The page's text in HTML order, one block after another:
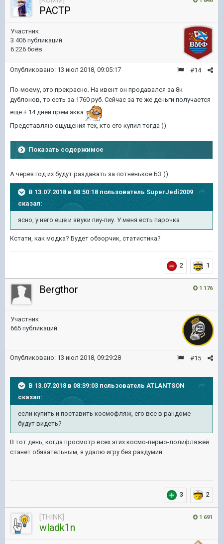
PACTP
Участник
3 406 публикаций
6 226 боёв
#14
Опубликовано: 13 июл 2018, 09:05:17
По-моему, это прекрасно. На ивент он продавался за 8к
дублонов, то есть за 1760 руб. Сейчас за те же деньги получается
еще + 14 дней прем акка
Представляю ощущения тех, кто его купил тогда ))
Показать содержимое
А через год их будут раздавать за потненькое БЗ ))
В 13.07.2018 в 08:50:18 пользователь SuperJedi2009
сказал:
ясно, у него еще и звуки пиу-пиу. У меня есть парочка
Кстати, как модка? Будет обзорчик, статистика?
2 1
1 176
Bergthor
Участник
665 публикаций
#15
Опубликовано: 13 июл 2018, 09:29:28
В 13.07.2018 в 08:39:03 пользователь ATLANTSON
сказал:
если купить и поставить космофляж, его все в рандоме
будут видеть?
В тот день, когда просмотр всех этих космо-пермо-лолифляжей
станет обязательным, я удалю игру без раздумий.
3 2
1 691
[THINK]
wladk1n